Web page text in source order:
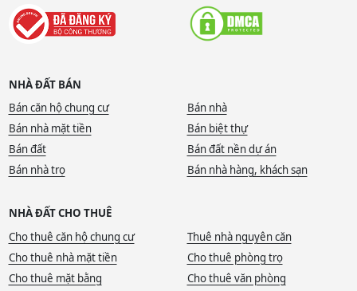
NHÀ ĐẤT BÁN
Bán căn hộ chung cư
Bán nhà
Bán nhà mặt tiền
Bán biệt thự
Bán đất
Bán đất nền dự án
Bán nhà trọ
Bán nhà hàng, khách sạn
NHÀ ĐẤT CHO THUÊ
Cho thuê căn hộ chung cư
Thuê nhà nguyên căn
Cho thuê nhà mặt tiền
Cho thuê phòng trọ
Cho thuê mặt bằng
Cho thuê văn phòng